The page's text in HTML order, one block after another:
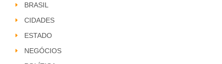
BRASIL
CIDADES
ESTADO
NEGÓCIOS